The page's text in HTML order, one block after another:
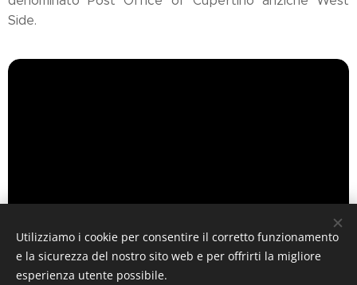
Side.
Utilizziamo i cookie per consentire il corretto funzionamento
e la sicurezza del nostro sito web e per offrirti la migliore
esperienza utente possibile.